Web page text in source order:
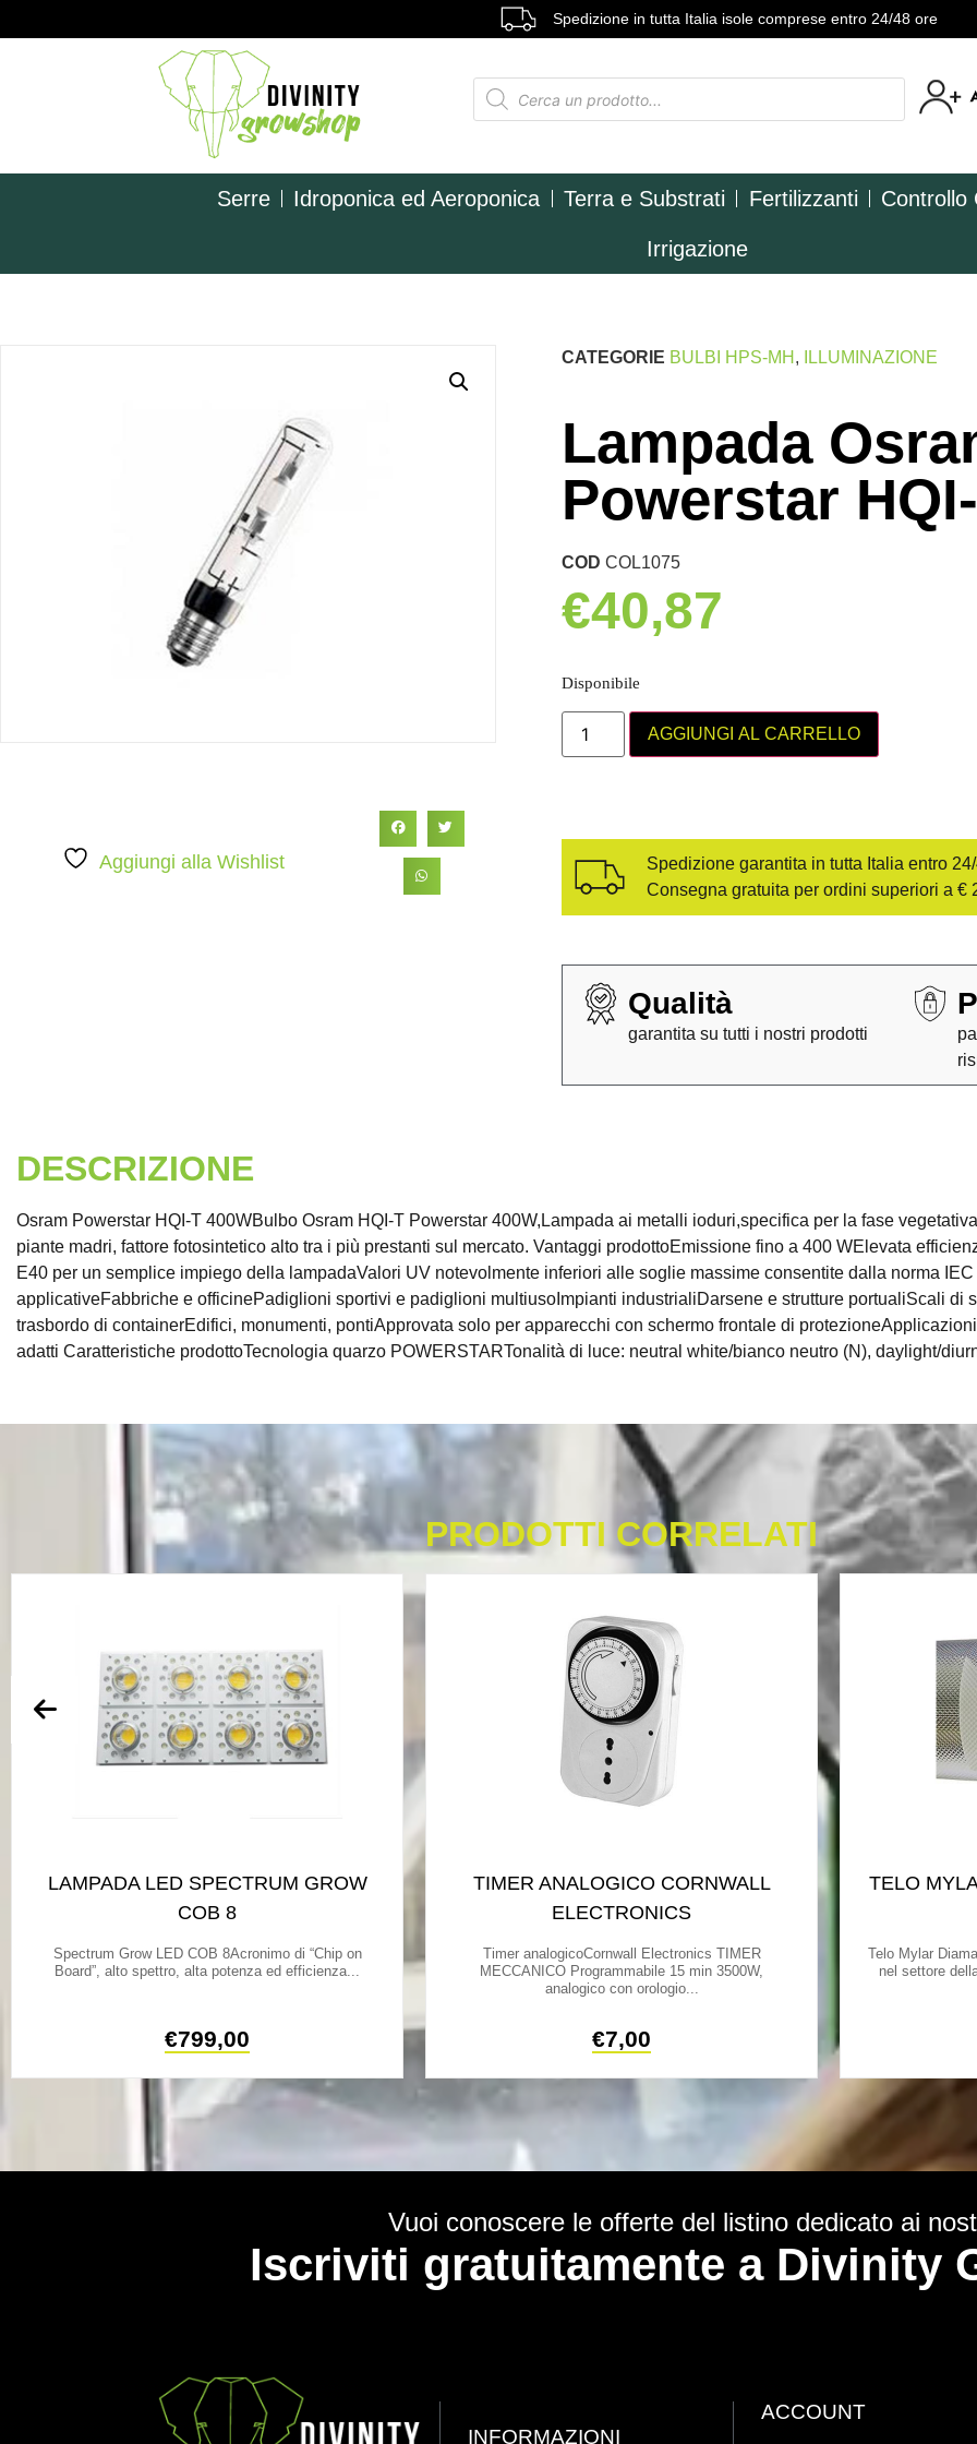
Spedizione in tutta Italia isole comprese entro 24/48 ore
Serre Idroponica ed Aeroponica Terra e Substrati Fertilizzanti Controllo
Irrigazione
Aggiungi alla Wishlist
CATEGORIE BULBI HPS-MH , ILLUMINAZIONE
Lampada
Powerstar
CODCOL1075
€40,87
Disponibile
AGGIUNGI AL CARRELLO
Spedizione garantita in tutta Italia entro
Consegna gratuita per ordini superiori a €
Qualità
garantita su tutti i nostri prodotti
DESCRIZIONE
Osram Powerstar HQI-T 400WBulbo Osram HQI-T Powerstar 400W,Lampada ai metalli ioduri,specifica per la fase
piante madri, fattore fotosintetico alto tra i più prestanti sul mercato. Vantaggi prodottoEmissione fino a 400 WElevata
E40 per un semplice impiego della lampadaValori UV notevolmente inferiori alle soglie massime consentite dalla norma
applicativeFabbriche e officinePadiglioni sportivi e padiglioni multiusoImpianti industrialiDarsene e strutture portualiScali di
trasbordo di containerEdifici, monumenti, pontiApprovata solo per apparecchi con schermo frontale di
adatti Caratteristiche prodottoTecnologia quarzo POWERSTARTonalità di luce: neutral white/bianco neutro (N), daylight/
PRODOTTI CORRELATI
LAMPADA LED SPECTRUM GROW
COB 8
Spectrum Grow LED COB 8Acronimo di “Chip on
Board”, alto spettro, alta potenza ed efficienza...
€799,00
TIMER ANALOGICO CORNWALL
ELECTRONICS
Timer analogicoCornwall Electronics TIMER
MECCANICO Programmabile 15 min 3500W,
analogico con orologio...
€7,00
TELO
Telo Mylar
nel settore
Vuoi conoscere le offerte del listino dedicato ai
Iscriviti gratuitamente a Divinity
INFORMAZIONI
ACCOUNT